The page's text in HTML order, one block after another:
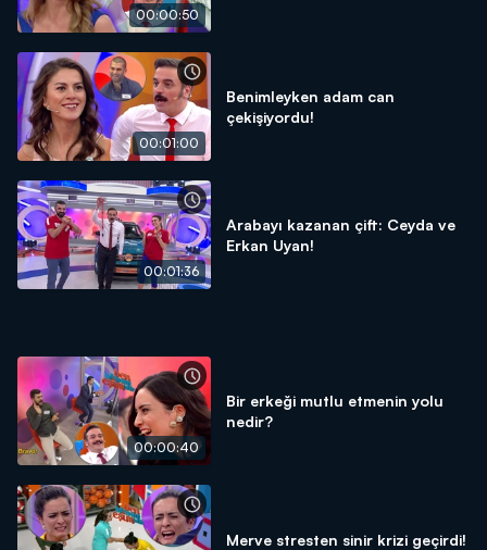
00:00:50
00:01:00
Benimleyken adam can
çekişiyordu!
00:01:36
Arabayı kazanan çift: Ceyda ve
Erkan Uyan!
00:00:40
Bir erkeği mutlu etmenin yolu
nedir?
Merve stresten sinir krizi geçirdi!